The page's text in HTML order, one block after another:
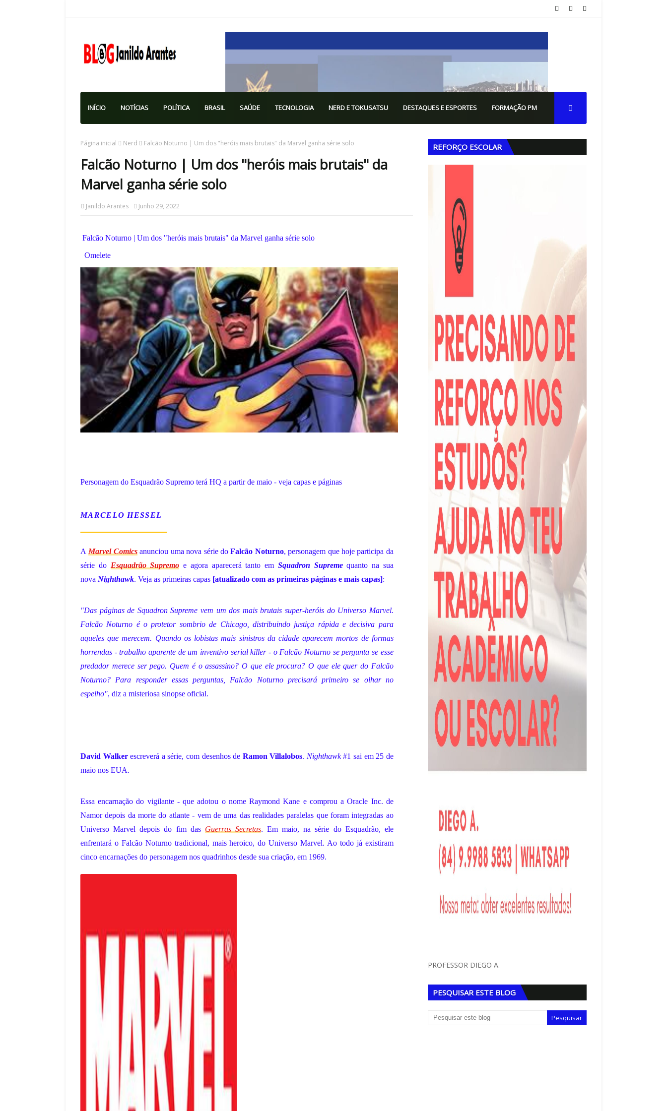
INÍCIO NOTÍCIAS POLÍTICA BRASIL SAÚDE TECNOLOGIA NERD E TOKUSATSU DESTAQUES E ESPORTES FORMAÇÃO PM
Página inicial Nerd Falcão Noturno | Um dos "heróis mais brutais" da Marvel ganha série solo
Falcão Noturno | Um dos "heróis mais brutais" da
Marvel ganha série solo
Janildo Arantes Junho 29, 2022
Falcão Noturno | Um dos "heróis mais brutais" da Marvel ganha série solo
Omelete
Personagem do Esquadrão Supremo terá HQ a partir de maio - veja capas e páginas
MARCELO HESSEL
A Marvel Comicsanunciou uma nova série doFalcão Noturno, personagem que hoje participa da
série do Esquadrão Supremo e agora aparecerá tanto em Squadron Supremequanto na sua
nova Nighthawk. Veja as primeiras capas [atualizado com as primeiras páginas e mais capas]:
"Das páginas de Squadron Supreme vem um dos mais brutais super-heróis do Universo Marvel.
Falcão Noturno é o protetor sombrio de Chicago, distribuindo justiça rápida e decisiva para
aqueles que merecem. Quando os lobistas mais sinistros da cidade aparecem mortos de formas
horrendas - trabalho aparente de um inventivo serial killer - o Falcão Noturno se pergunta se esse
predador merece ser pego. Quem é o assassino? O que ele procura? O que ele quer do Falcão
Noturno? Para responder essas perguntas, Falcão Noturno precisará primeiro se olhar no
espelho", diz a misteriosa sinopse oficial.
David Walkerescreverá a série, com desenhos de Ramon Villalobos. Nighthawk#1 sai em 25 de
maio nos EUA.
Essa encarnação do vigilante - que adotou o nome Raymond Kane e comprou a Oracle Inc. de
Namor depois da morte do atlante - vem de uma das realidades paralelas que foram integradas ao
Universo Marvel depois do fim das Guerras Secretas. Em maio, na série do Esquadrão, ele
enfrentará o Falcão Noturno tradicional, mais heroico, do Universo Marvel. Ao todo já existiram
cinco encarnações do personagem nos quadrinhos desde sua criação, em 1969.
REFORÇO ESCOLAR
PROFESSOR DIEGO A.
PESQUISAR ESTE BLOG